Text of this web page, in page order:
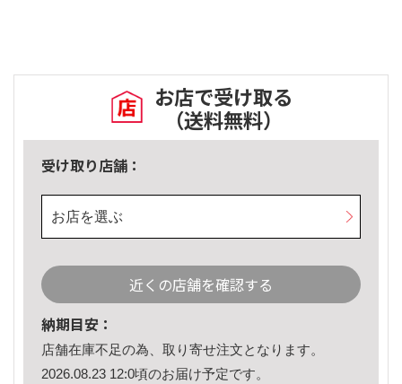
お店で受け取る
（送料無料）
受け取り店舗：
お店を選ぶ
近くの店舗を確認する
納期目安：
店舗在庫不足の為、取り寄せ注文となります。
2026.08.23 12:0頃のお届け予定です。